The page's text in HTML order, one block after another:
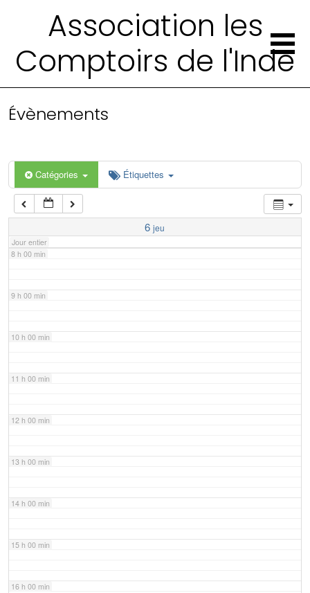
Association les
Comptoirs de l'Inde
Évènements
Catégories Étiquettes
6 jeu
Jour entier
4 h 00 min
6 h 00 min
7 h 00 min
8 h 00 min
9 h 00 min
10 h 00 min
11 h 00 min
12 h 00 min
13 h 00 min
14 h 00 min
15 h 00 min
16 h 00 min